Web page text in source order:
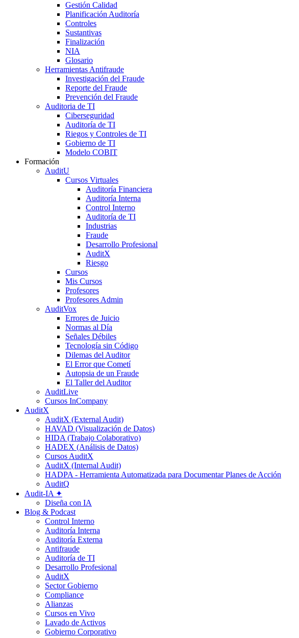
Gestión Calidad
Planificación Auditoría
Controles
Sustantivas
Finalización
NIA
Glosario
Herramientas Antifraude
Investigación del Fraude
Reporte del Fraude
Prevención del Fraude
Auditoria de TI
Ciberseguridad
Auditoría de TI
Riegos y Controles de TI
Gobierno de TI
Modelo COBIT
Formación
AuditU
Cursos Virtuales
Auditoría Financiera
Auditoría Interna
Control Interno
Auditoría de TI
Industrias
Fraude
Desarrollo Profesional
AuditX
Riesgo
Cursos
Mis Cursos
Profesores
Profesores Admin
AuditVox
Errores de Juicio
Normas al Día
Señales Débiles
Tecnología sin Código
Dilemas del Auditor
El Error que Cometí
Autopsia de un Fraude
El Taller del Auditor
AuditLive
Cursos InCompany
AuditX
AuditX (External Audit)
HAVAD (Visualización de Datos)
HIDA (Trabajo Colaborativo)
HADEX (Análisis de Datos)
Cursos AuditX
AuditX (Internal Audit)
HADPA - Herramienta Automatizada para Documentar Planes de Acción
AuditQ
Audit-IA ✦
Diseña con IA
Blog & Podcast
Control Interno
Auditoría Interna
Auditoría Externa
Antifraude
Auditoría de TI
Desarrollo Profesional
AuditX
Sector Gobierno
Compliance
Alianzas
Cursos en Vivo
Lavado de Activos
Gobierno Corporativo